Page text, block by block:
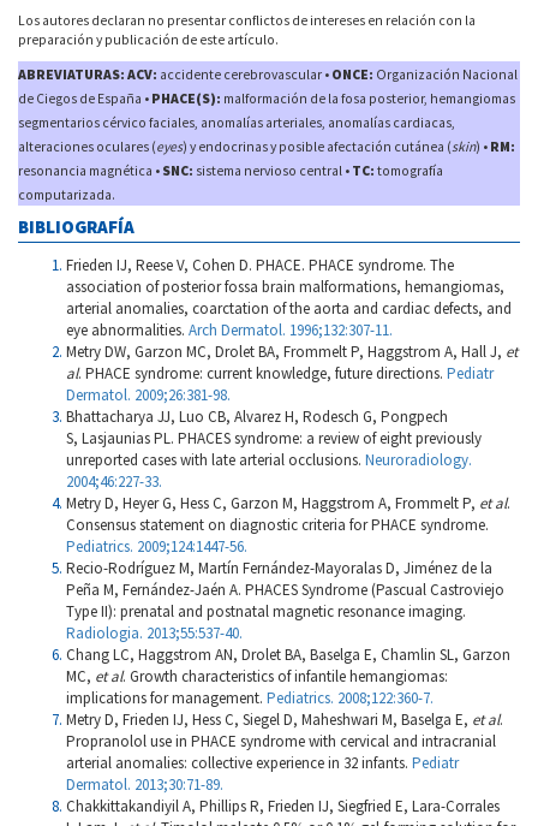
Los autores declaran no presentar conflictos de intereses en relación con la
preparación y publicación de este artículo.
ABREVIATURAS: ACV: accidente cerebrovascular • ONCE: Organización Nacional
de Ciegos de España • PHACE(S): malformación de la fosa posterior, hemangiomas
segmentarios cérvico faciales, anomalías arteriales, anomalías cardiacas,
alteraciones oculares (eyes) y endocrinas y posible afectación cutánea (skin) • RM:
resonancia magnética • SNC: sistema nervioso central • TC: tomografía
computarizada.
BIBLIOGRAFÍA
Frieden IJ, Reese V, Cohen D. PHACE. PHACE syndrome. The
association of posterior fossa brain malformations, hemangiomas,
arterial anomalies, coarctation of the aorta and cardiac defects, and
eye abnormalities. Arch Dermatol. 1996;132:307-11.
Metry DW, Garzon MC, Drolet BA, Frommelt P, Haggstrom A, Hall J, et
al. PHACE syndrome: current knowledge, future directions. Pediatr
Dermatol. 2009;26:381-98.
Bhattacharya JJ, Luo CB, Alvarez H, Rodesch G, Pongpech
S, Lasjaunias PL. PHACES syndrome: a review of eight previously
unreported cases with late arterial occlusions. Neuroradiology.
2004;46:227-33.
Metry D, Heyer G, Hess C, Garzon M, Haggstrom A, Frommelt P, et al.
Consensus statement on diagnostic criteria for PHACE syndrome.
Pediatrics. 2009;124:1447-56.
Recio-Rodríguez M, Martín Fernández-Mayoralas D, Jiménez de la
Peña M, Fernández-Jaén A. PHACES Syndrome (Pascual Castroviejo
Type II): prenatal and postnatal magnetic resonance imaging.
Radiologia. 2013;55:537-40.
Chang LC, Haggstrom AN, Drolet BA, Baselga E, Chamlin SL, Garzon
MC, et al. Growth characteristics of infantile hemangiomas:
implications for management. Pediatrics. 2008;122:360-7.
Metry D, Frieden IJ, Hess C, Siegel D, Maheshwari M, Baselga E, et al.
Propranolol use in PHACE syndrome with cervical and intracranial
arterial anomalies: collective experience in 32 infants. Pediatr
Dermatol. 2013;30:71-89.
Chakkittakandiyil A, Phillips R, Frieden IJ, Siegfried E, Lara-Corrales